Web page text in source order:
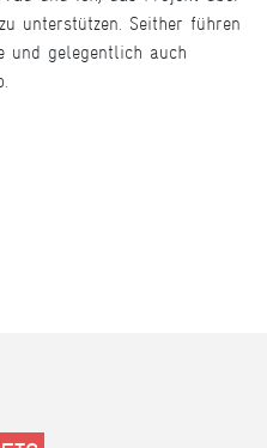
unterstützen. Seither führen
und gelegentlich auch